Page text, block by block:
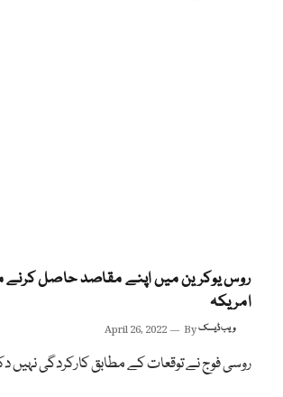
روس یوکرین میں اپنے مقاصد حاصل کرنے
امریکہ
April 26, 2022 Byویب ڈیسک
روسی فوج نے توقعات کے مطابق کارکردگی نہیں